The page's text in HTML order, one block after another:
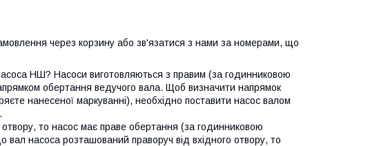
через корзину або зв'язатися з нами за номерами, що
НШ? Насоси виготовляються з правим (за годинниковою
обертання ведучого вала. Щоб визначити напрямок
нанесеної маркуванні), необхідно поставити насос валом
то насос має праве обертання (за годинниковою
насоса розташований праворуч від вхідного отвору, то